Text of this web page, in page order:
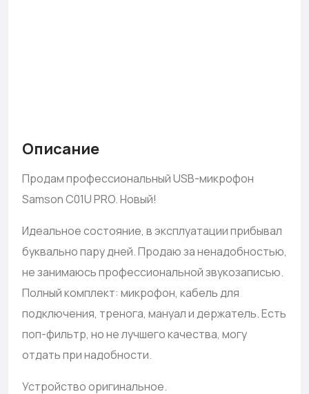
Описание
Продам профессиональный USB-микрофон
Samson C01U PRO. Новый!
Идеальное состояние, в эксплуатации прибывал
буквально пару дней. Продаю за ненадобностью,
не занимаюсь профессиональной звукозаписью.
Полный комплект: микрофон, кабель для
подключения, тренога, мануал и держатель. Есть
поп-фильтр, но не лучшего качества, могу
отдать при надобности.
Устройство оригинальное.